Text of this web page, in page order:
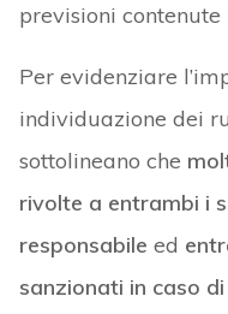
previsioni contenute
Per evidenziare
individuazione dei
sottolineano che
rivolte a entrambi i
responsabile ed
sanzionati in caso